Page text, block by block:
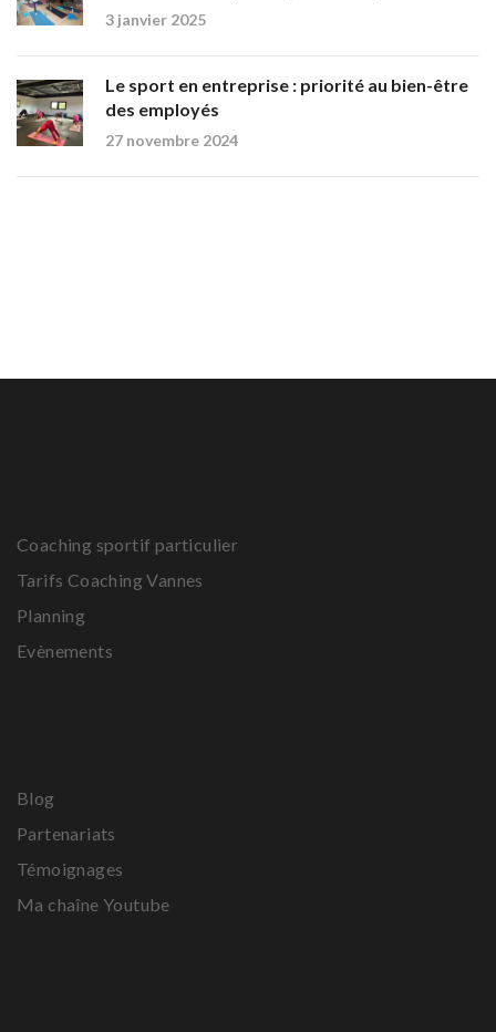
3 janvier 2025
Le sport en entreprise : priorité au bien-être
des employés
27 novembre 2024
Coaching sportif particulier
Tarifs Coaching Vannes
Planning
Evènements
Blog
Partenariats
Témoignages
Ma chaîne Youtube